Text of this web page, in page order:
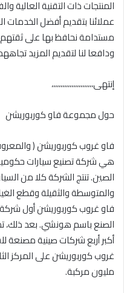
المنتجات ذات التقنية العالية
عملائنا بتقديم أفضل
مستدامة نحافظ بها على ثقتهم
ودافعا لنا لتقديم المزيد
إنتهى،،،،،،،،،،،،،،،،،،،،،،،
حولمجموعةفاو كوربوريشن
فاو غروب كوربوريشن (
هي شركة تصنيع سيارات
الصين. تنتج الشركة كلا من
فاو غروب كوربوريشن أول
الصنع باسم هونشي. بعد ذلك،
مليون مركبة.